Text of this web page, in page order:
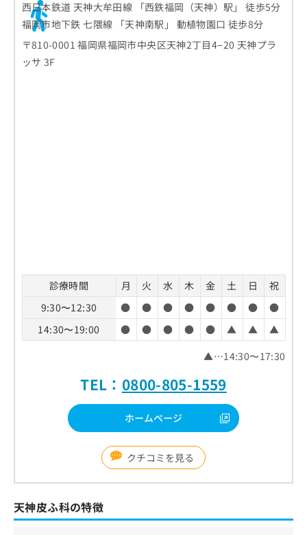
西日本鉄道 天神大牟田線 「西鉄福岡（天神）駅」 徒歩5分
福岡市地下鉄 七隈線 「天神南駅」 動植物園口 徒歩8分
〒810-0001 福岡県福岡市中央区天神2丁目4−20 天神プラ
ッサ 3F
診療時間 月 火 水 木 金 土 日
祝
9:30〜12:30
● ● ● ● ● ● ●
●
14:30〜19:00
● ● ● ● ● ▲ ▲
▲
▲…14:30〜17:30
TEL： 0800-805-1559
ホームページ
クチコミを見る
天神皮ふ科の特徴